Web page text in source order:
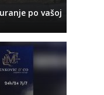
po vašoj